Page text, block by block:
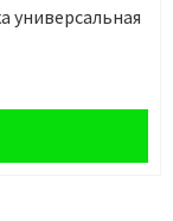
универсальная